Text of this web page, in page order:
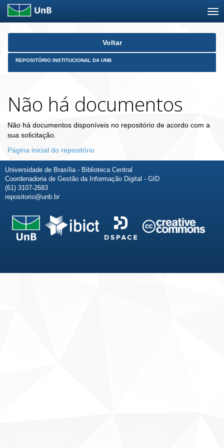
Skip
Voltar
REPOSITÓRIO INSTITUCIONAL DA UNB
Não há documentos
Não há documentos disponíveis no repositório de acordo com a
sua solicitação.
Página inicial do repositório
Universidade de Brasília - Biblioteca Central
Coordenadoria de Gestão da Informação Digital - GID
(61) 3107-2683
repositorio@unb.br